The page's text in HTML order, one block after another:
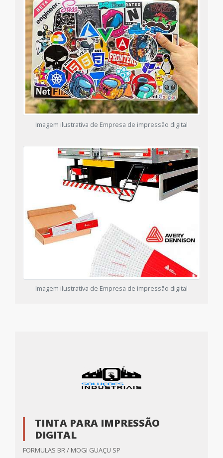
Imagem ilustrativa de Empresa de impressão digital
Imagem ilustrativa de Empresa de impressão digital
TINTA PARA IMPRESSÃO
DIGITAL
FORMULAS BR / MOGI GUAÇU SP